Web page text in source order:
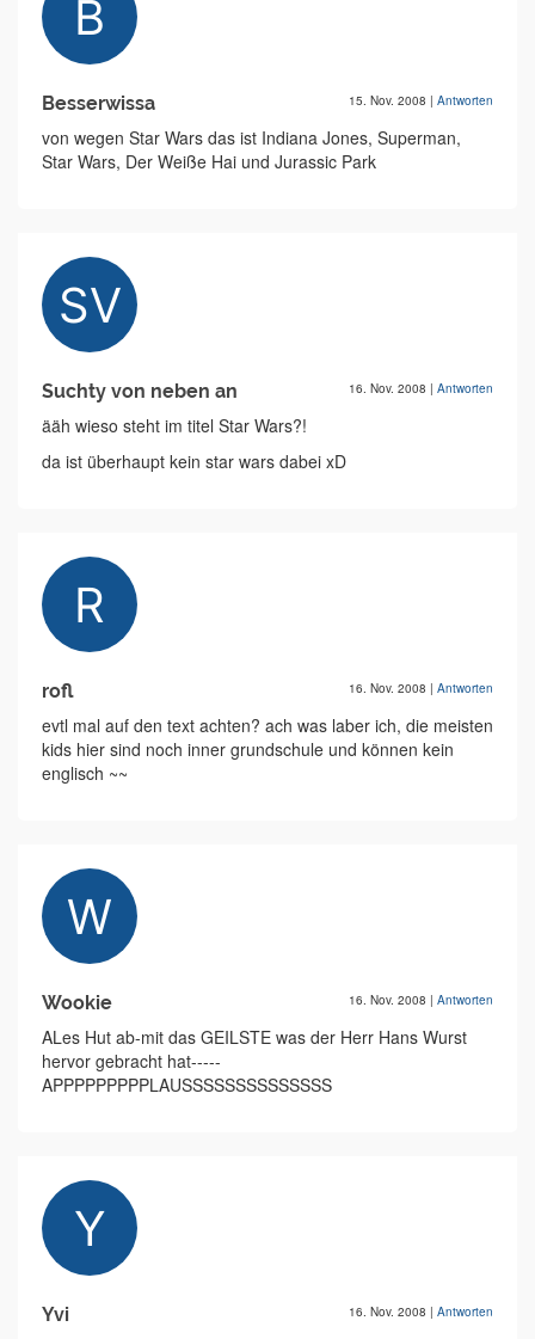
Besserwissa 15. Nov. 2008 | Antworten
von wegen Star Wars das ist Indiana Jones, Superman,
Star Wars, Der Weiße Hai und Jurassic Park
Suchty von neben an 16. Nov. 2008 | Antworten
ääh wieso steht im titel Star Wars?!
da ist überhaupt kein star wars dabei xD
rofl 16. Nov. 2008 | Antworten
evtl mal auf den text achten? ach was laber ich, die meisten
kids hier sind noch inner grundschule und können kein
englisch ~~
Wookie 16. Nov. 2008 | Antworten
ALes Hut ab-mit das GEILSTE was der Herr Hans Wurst
hervor gebracht hat-----
APPPPPPPPPLAUSSSSSSSSSSSSSS
Yvi 16. Nov. 2008 | Antworten